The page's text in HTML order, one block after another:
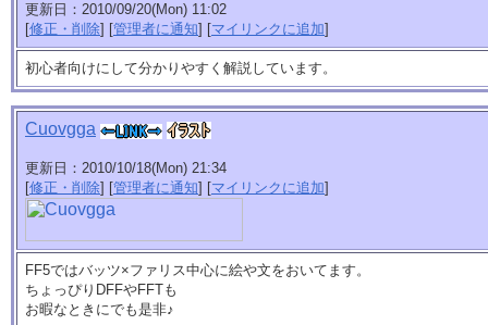
更新日：2010/09/20(Mon) 11:02
[修正・削除] [管理者に通知] [マイリンクに追加]
初心者向けにして分かりやすく解説しています。
Cuovgga
更新日：2010/10/18(Mon) 21:34
[修正・削除] [管理者に通知] [マイリンクに追加]
FF5ではバッツ×ファリス中心に絵や文をおいてます。
ちょっぴりDFFやFFTも
お暇なときにでも是非♪